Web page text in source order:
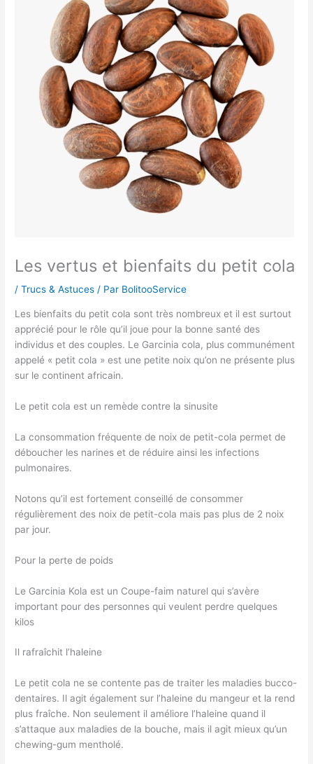
Les vertus et bienfaits du petit cola
/Trucs & Astuces / Par BolitooService
Les bienfaits du petit cola sont très nombreux et il est surtout
apprécié pour le rôle qu’il joue pour la bonne santé des
individus et des couples. Le Garcinia cola, plus communément
appelé « petit cola » est une petite noix qu’on ne présente plus
sur le continent africain.
Le petit cola est un remède contre la sinusite
La consommation fréquente de noix de petit-cola permet de
déboucher les narines et de réduire ainsi les infections
pulmonaires.
Notons qu’il est fortement conseillé de consommer
régulièrement des noix de petit-cola mais pas plus de 2 noix
par jour.
Pour la perte de poids
Le Garcinia Kola est un Coupe-faim naturel qui s’avère
important pour des personnes qui veulent perdre quelques
kilos
Il rafraîchit l’haleine
Le petit cola ne se contente pas de traiter les maladies bucco-
dentaires. Il agit également sur l’haleine du mangeur et la rend
plus fraîche. Non seulement il améliore l’haleine quand il
s’attaque aux maladies de la bouche, mais il agit mieux qu’un
chewing-gum mentholé.